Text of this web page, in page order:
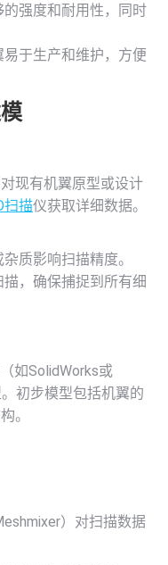
的强度和耐用性，同时
易于生产和维护，方便
现有机翼原型或设计
扫描仪获取详细数据。
质影响扫描精度。
，确保捕捉到所有细
如SolidWorks或
初步模型包括机翼的
。
）对扫描数据